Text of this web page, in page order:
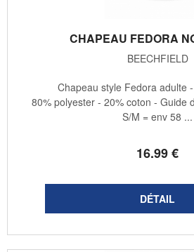
CHAPEAU FEDORA
BEECHFIELD
16.99€
Chapeau style Fedora adulte
80% polyester - 20% coton - Guide
S/M = env 58 ...